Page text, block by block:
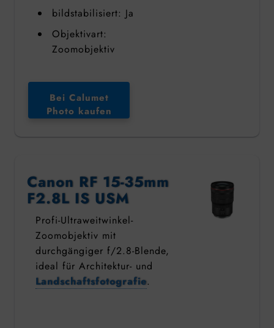
bildstabilisiert: Ja
Objektivart:
Zoomobjektiv
Bei Calumet
Photo kaufen
Canon RF 15-35mm
F2.8L IS USM
Profi-Ultraweitwinkel-
Zoomobjektiv mit
durchgängiger f/2.8-Blende,
ideal für Architektur- und
Landschaftsfotografie.